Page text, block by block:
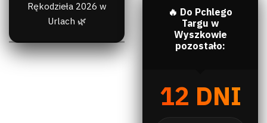
Rękodzieła 2026 w
Urlach 🌿
🔥 Do Pchlego
Targu w
Wyszkowie
pozostało:
12 DNI